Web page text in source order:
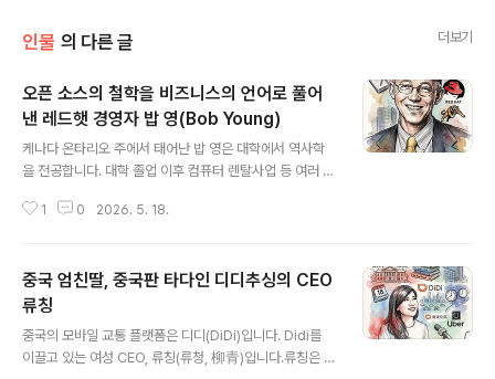
인물 의 다른 글 더보기
오픈 소스의 철학을 비즈니스의 언어로 풀어
낸 레드햇 경영자 밥 영(Bob Young)
케나다 온타리오 주에서 태어난 밥 영은 대학에서 역사학
을 전공합니다. 대학 졸업 이후 컴퓨터 렌탈사업 등 여러 형
큰 영향을 미친 시도가 바로 1993년 설립한 ACC Corp
는 너무 느려서 리눅스같은 덩치가 큰 소프트웨어를 내려
받기 힘들었습니다. 밥 영은 유닉스 관련 잡지, 공개 소프트
웨어 CD등을 우편 주문 방식으로 판매했습니다.이때 노스
캐롤라이나에서 자신의 배포판을 만들던 마크 유잉(Marc
Ewing)을 만납니다. (마크 유잉은 이미 소개한 적이 있죠.)
1 0 2026. 5. 18.
중국 엄친딸, 중국판 타다인 디디추싱의 CEO
류칭
중국의 모바일 교통 플랫폼은 디디(DiDi)입니다. Didi를
이끌고 있는 여성 CEO, 류칭(류청, 柳青)입니다.류칭은 1